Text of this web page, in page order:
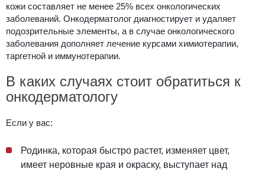
кожи составляет не менее 25% всех онкологических
заболеваний. Онкодерматолог диагностирует и удаляет
подозрительные элементы, а в случае онкологического
заболевания дополняет лечение курсами химиотерапии,
таргетной и иммунотерапии.
В каких случаях стоит обратиться к
онкодерматологу
Если у вас:
Родинка, которая быстро растет, изменяет цвет,
имеет неровные края и окраску, выступает над